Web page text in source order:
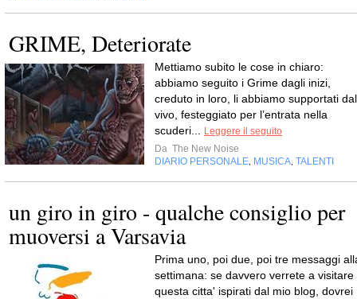
GRIME, Deteriorate
Mettiamo subito le cose in chiaro:
abbiamo seguito i Grime dagli inizi,
creduto in loro, li abbiamo supportati dal
vivo, festeggiato per l’entrata nella
scuderi...
Leggere il seguito
Da The New Noise
DIARIO PERSONALE MUSICA TALENTI
un giro in giro - qualche consiglio per
muoversi a Varsavia
Prima uno, poi due, poi tre messaggi
settimana: se davvero verrete a visitare
questa citta' ispirati dal mio blog, dovrei